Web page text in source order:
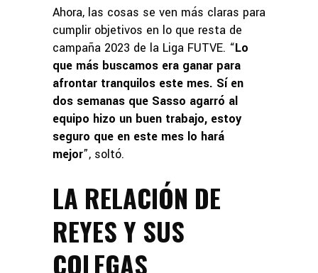
Ahora, las cosas se ven más claras para
cumplir objetivos en lo que resta de
campaña 2023 de la Liga FUTVE. “Lo
que más buscamos era ganar para
afrontar tranquilos este mes. Sí en
dos semanas que Sasso agarró al
equipo hizo un buen trabajo, estoy
seguro que en este mes lo hará
mejor”, soltó.
LA RELACIÓN DE
REYES Y SUS
COLEGAS